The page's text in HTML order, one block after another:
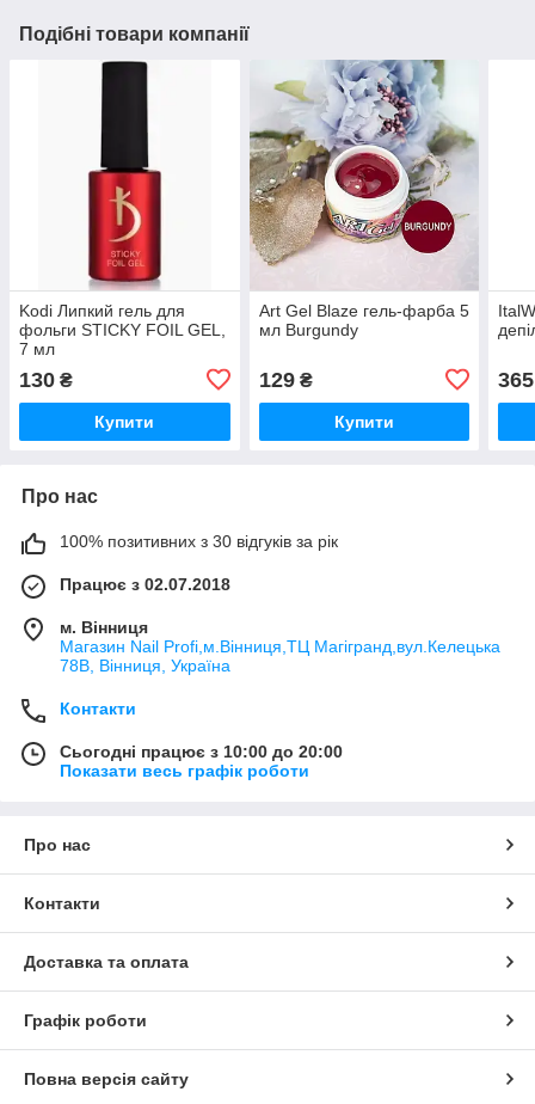
Подібні товари компанії
Kodi Липкий гель для
фольги STICKY FOIL GEL,
7 мл
130 ₴
Купити
Art Gel Blaze гель-фарба 5
мл Burgundy
129₴
Купити
365
Про нас
100% позитивних з 30 відгуків за рік
Працює з 02.07.2018
м. Вінниця
Магазин Nail Profi,м.Вінниця,ТЦ Магігранд,вул.Келецька
78В, Вінниця, Україна
Контакти
Сьогодні працює з 10:00 до 20:00
Показати весь графік роботи
Про нас
Контакти
Доставка та оплата
Графік роботи
Повна версія сайту